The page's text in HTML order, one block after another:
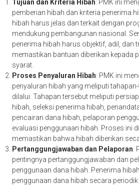
pengelolaan hibah berdasarkan PMK
Tujuan dan Kriteria Hibah: PMK ini
pemberian hibah dan kriteria penerima
hibah harus jelas dan terkait dengan
mendukung pembangunan nasional.
penerima hibah harus objektif, adil, dan
memastikan bantuan diberikan kepada
syarat.
Proses Penyaluran Hibah: PMK ini
penyaluran hibah yang meliputi
dilalui. Tahapan tersebut meliputi
hibah, seleksi penerima hibah,
pencairan dana hibah, pelaporan
evaluasi penggunaan hibah. Proses ini
memastikan bahwa hibah diberikan
Pertanggungjawaban dan Pelaporan:
pentingnya pertanggungjawaban dan